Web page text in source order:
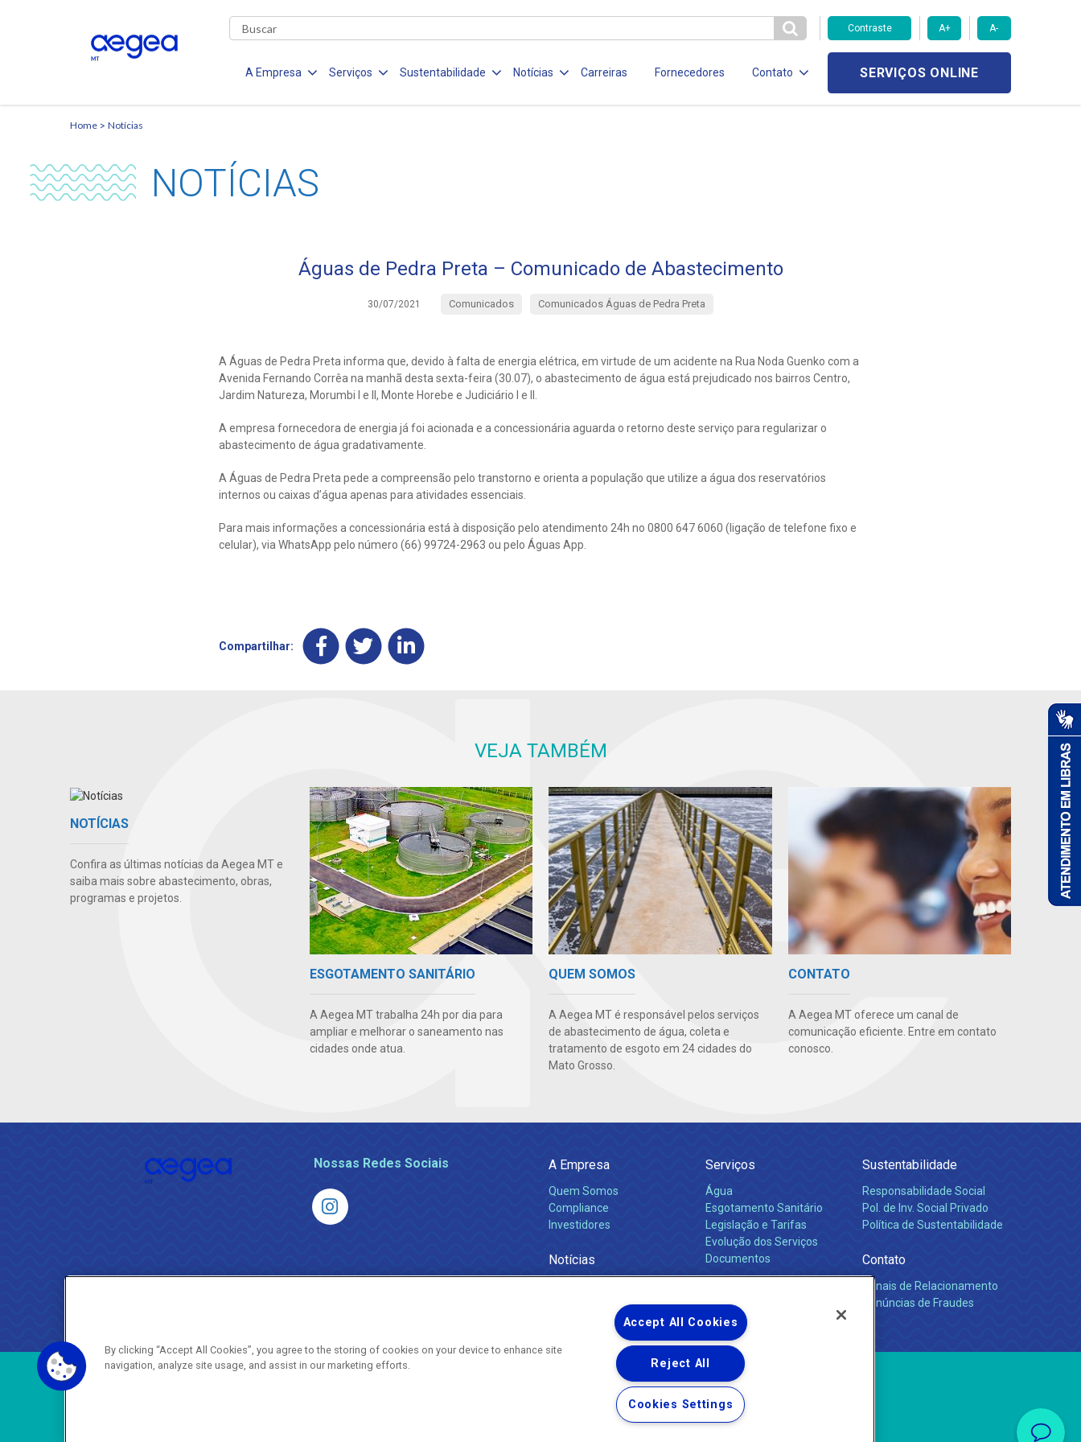
Contraste A+ A-
A Empresa Serviços Sustentabilidade Notícias Carreiras Fornecedores Contato SERVIÇOS ONLINE
Home Notícias
NOTÍCIAS
Águas de Pedra Preta – Comunicado de Abastecimento
30/07/2021 Comunicados Comunicados Águas de Pedra Preta
A Águas de Pedra Preta informa que, devido à falta de energia elétrica, em virtude de um acidente na Rua Noda Guenko com a
Avenida Fernando Corrêa na manhã desta sexta-feira (30.07), o abastecimento de água está prejudicado nos bairros Centro,
Jardim Natureza, Morumbi I e II, Monte Horebe e Judiciário I e II.
A empresa fornecedora de energia já foi acionada e a concessionária aguarda o retorno deste serviço para regularizar o
abastecimento de água gradativamente.
A Águas de Pedra Preta pede a compreensão pelo transtorno e orienta a população que utilize a água dos reservatórios
internos ou caixas d’água apenas para atividades essenciais.
Para mais informações a concessionária está à disposição pelo atendimento 24h no 0800 647 6060 (ligação de telefone fixo e
celular), via WhatsApp pelo número (66) 99724-2963 ou pelo Águas App.
Compartilhar:
VEJA TAMBÉM
NOTÍCIAS
Confira as últimas notícias da Aegea MT e
saiba mais sobre abastecimento, obras,
programas e projetos.
ESGOTAMENTO SANITÁRIO
A Aegea MT trabalha 24h por dia para
ampliar e melhorar o saneamento nas
cidades onde atua.
QUEM SOMOS
A Aegea MT é responsável pelos serviços
de abastecimento de água, coleta e
tratamento de esgoto em 24 cidades do
Mato Grosso.
CONTATO
A Aegea MT oferece um canal de
comunicação eficiente. Entre em contato
conosco.
Nossas Redes Sociais A Empresa
Quem Somos
Compliance
Investidores
Notícias
Serviços
Água
Esgotamento Sanitário
Legislação e Tarifas
Evolução dos Serviços
Documentos
Sustentabilidade
Responsabilidade Social
Pol. de Inv. Social Privado
Política de Sustentabilidade
Contato
Canais de Relacionamento
Denúncias de Fraudes
Copyright ® 2026 - Todos os Direitos Reservados.
By clicking “Accept All Cookies”, you agree to the storing of cookies on your device to enhance site
navigation, analyze site usage, and assist in our marketing efforts.
Accept All Cookies
Reject All
Cookies Settings